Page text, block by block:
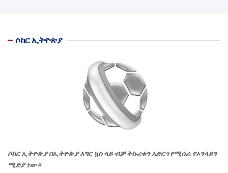
ሶከር ኢትዮጵያ
ሶከር ኢትዮጵያ በኢትዮጵያ እግር ኳስ ላይ ብቻ ትኩረቱን አድርጎ የሚሰራ የኦንላይን
ሚድያ ነው።